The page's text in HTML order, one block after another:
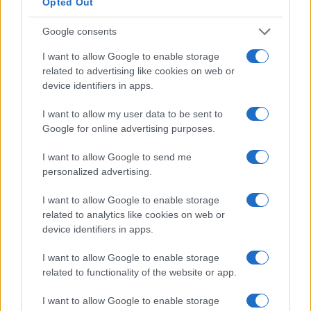
Google consents
I want to allow Google to enable storage
related to advertising like cookies on web or
device identifiers in apps.
I want to allow my user data to be sent to
Google for online advertising purposes.
I want to allow Google to send me
personalized advertising.
I want to allow Google to enable storage
related to analytics like cookies on web or
device identifiers in apps.
I want to allow Google to enable storage
related to functionality of the website or app.
I want to allow Google to enable storage
causa de como os faz sentir. A maioria dos compradores,
portanto, não revende os itens que compra e o emissor fica
com o dinheiro.
No entanto, você pode ganhar dinheiro com NFTs se for
um artista ou influenciador e tiver um público fiel disposto
a comprar seus tokens. Além disso, você pode pesquisar e
no futuro. Dessa forma, você ganha dinheiro ao revendê-
Existem moedas relacionadas a NFTs?
alguns projetos de blockchain têm tokens ou